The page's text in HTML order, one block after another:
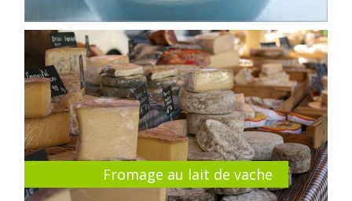
Fromage au lait de vache